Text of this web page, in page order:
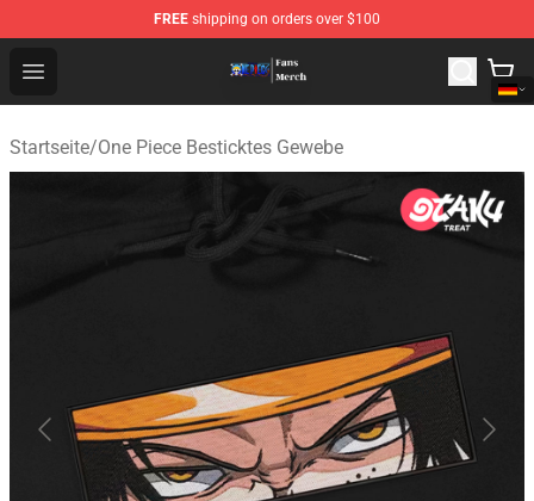
FREE shipping on orders over $100
Open menu
One Piece Store - Official One Piece Merchandise Shop
Startseite/One Piece Besticktes Gewebe